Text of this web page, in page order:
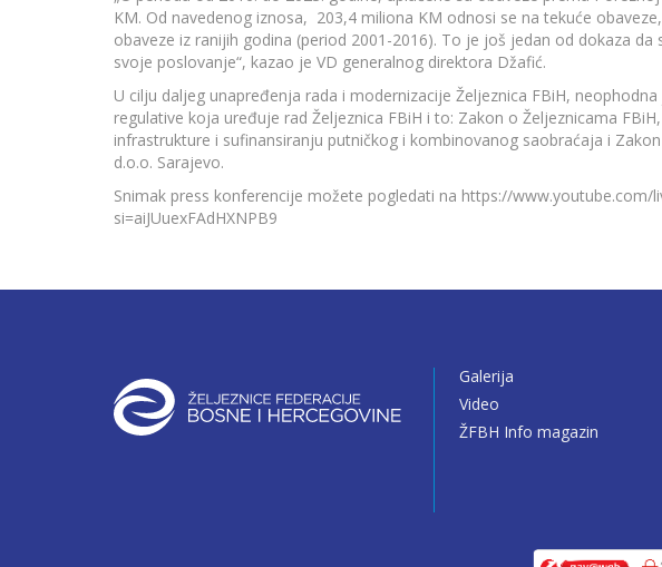
KM. Od navedenog iznosa, 203,4 miliona KM odnosi se na tekuće
obaveze iz ranijih godina (period 2001-2016). To je još jedan od dokaza da
svoje poslovanje“, kazao je VD generalnog direktora Džafić.
U cilju daljeg unapređenja rada i modernizacije Željeznica FBiH,
regulative koja uređuje rad Željeznica FBiH i to: Zakon o Željeznicama
infrastrukture i sufinansiranju putničkog i kombinovanog saobraćaja i
d.o.o. Sarajevo.
Snimak press konferencije možete pogledati na https://www.youtube.com/
si=aiJUuexFAdHXNPB9
Galerija
Video
ŽFBH Info magazin